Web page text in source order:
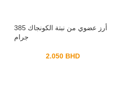
أرز عضوي من نبتة الكونجاك 385
جرام
2.050 BHD